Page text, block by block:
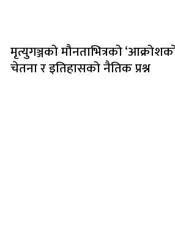
मृत्युगञ्जको मौनताभित्रको
चेतना र इतिहासको नैतिक प्रश्न